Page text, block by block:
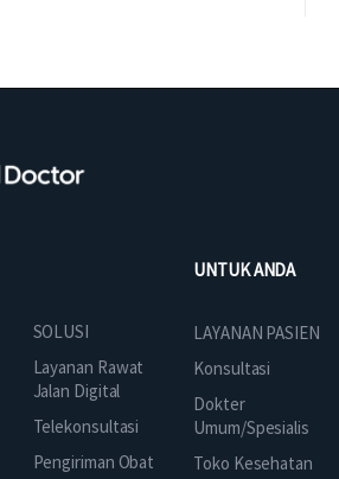
SOLUSI
Layanan Rawat
Jalan Digital
Telekonsultasi
Pengiriman Obat
UNTUK ANDA
LAYANAN PASIEN
Konsultasi
Dokter
Umum/Spesialis
Toko Kesehatan